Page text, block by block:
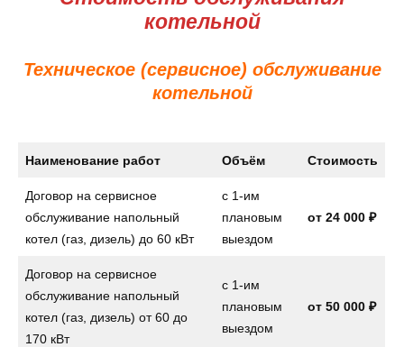
котельной
Техническое (сервисное) обслуживание
котельной
Наименование работ Объём Стоимость
Договор на сервисное
обслуживание напольный
котел (газ, дизель) до 60 кВт
с 1-им
плановым
выездом
от 24 000 ₽
Договор на сервисное
обслуживание напольный
котел (газ, дизель) от 60 до
170 кВт
с 1-им
плановым
выездом
от 50 000 ₽